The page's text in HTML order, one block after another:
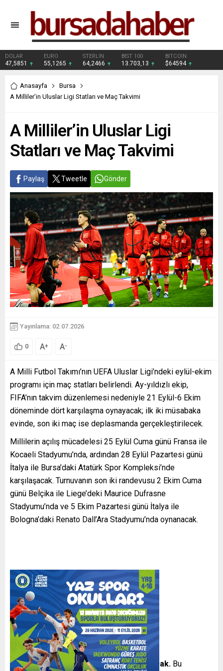
DOLAR
47,5851
EURO
55,1265
STERLİN
64,2466
BIST 100
13.703,13
BITCOIN
$64594
Anasayfa
Bursa
A Milliler’in Uluslar Ligi Statları ve Maç Takvimi
A Milliler’in Uluslar Ligi
Statları ve Maç Takvimi
Paylaş Tweetle Gönder
Yayınlama: 02.07.2026
0 A+ A-
A Milli Futbol Takımı’nın UEFA Uluslar Ligi’ndeki eylül-ekim
programı için maç statları belirlendi. Ay-yıldızlı ekip,
FIFA’nın takvim düzenlemesi nedeniyle 21 Eylül-6 Ekim
döneminde dört karşılaşma oynayacak; ilk iki müsabaka
evinde, son iki maç ise deplasmanda gerçekleştirilecek.
Millilerin açılış mücadelesi 25 Eylül Cuma günü Fransa ile
Kocaeli Stadyumu’nda, ardından 28 Eylül Pazartesi günü
İtalya ile Bursa’daki Atatürk Spor Kompleksi’nde
karşılaşacak. Turnuvanın son iki randevusu 2 Ekim Cuma
günü Belçika ile Liege’deki Maurice Dufrasne
Stadyumu’nda ve 5 Ekim Pazartesi günü İtalya ile
Bologna’daki Renato Dall’Ara Stadyumu’nda oynanacak.
Maç Saatleri ve Önceki
Karşılaşmalar
Tüm karşılaşmalar TSİ 21.45’te başlayacak. Bu